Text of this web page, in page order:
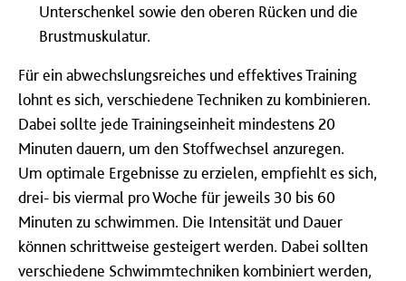
Unterschenkel sowie den oberen Rücken und die
Brustmuskulatur.
Für ein abwechslungsreiches und effektives Training
lohnt es sich, verschiedene Techniken zu kombinieren.
Dabei sollte jede Trainingseinheit mindestens 20
Minuten dauern, um den Stoffwechsel anzuregen.
Um optimale Ergebnisse zu erzielen, empfiehlt es sich,
drei- bis viermal pro Woche für jeweils 30 bis 60
Minuten zu schwimmen. Die Intensität und Dauer
können schrittweise gesteigert werden. Dabei sollten
verschiedene Schwimmtechniken kombiniert werden,